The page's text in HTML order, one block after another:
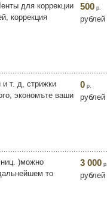
для коррекции
коррекция
500 р.
рублей
и т. д, стрижки
экономъте ваши
0 р.
рублей
)можно
то
3 000 р.
рублей